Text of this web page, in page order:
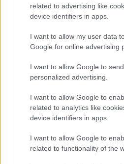
related to advertising like
device identifiers in apps.
I want to allow my user data
Google for online advertising
I want to allow Google to
personalized advertising.
I want to allow Google to
related to analytics like
device identifiers in apps.
I want to allow Google to
related to functionality of the
A Kampis-hagyatékkal került
az állandó helytörténeti
legyező szelvényein 23
Massenet, Goldmark
Ferenc, Jókai Mór, G. Puccini,
Albert, Szilágyi Dezső,
Bertalan, Kiss József, Zichy
Gárdonyi Géza, Ágai Adolf,
Hugonnay Vilma, Baross
kézjegye.
Blaha, Gödöllő és Erzsébet